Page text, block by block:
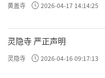
黄盖寺 2026-04-17 14:14:25
灵隐寺 严正声明
灵隐寺 2026-04-16 09:17:13